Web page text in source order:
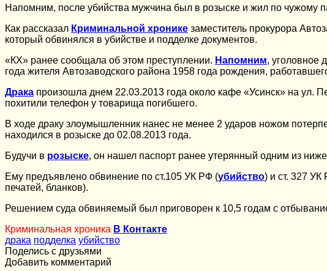
Напомним, после убийства мужчина был в розыске и жил по чужому
Как рассказал Криминальной хронике заместитель прокурора
который обвинялся в убийстве и подделке документов.
«КХ» ранее сообщала об этом преступлении. Напомним, уголовное
года жителя Автозаводского района 1958 года рождения,
Драка произошла днем 22.03.2013 года около кафе «Усинск» на ул.
похитили телефон у товарища погибшего.
В ходе драку злоумышленник нанес не менее 2 ударов ножом
находился в розыске до 02.08.2013 года.
Будучи в розыске, он нашел паспорт ранее утерянный одним из
Ему предъявлено обвинение по ст.105 УК РФ (убийство) и ст. 327 УК
печатей, бланков).
Решением суда обвиняемый был приговорен к 10,5 годам с
Криминальная хроника В Контакте
драка подделка убийство
Поделись с друзьями
Добавить комментарий